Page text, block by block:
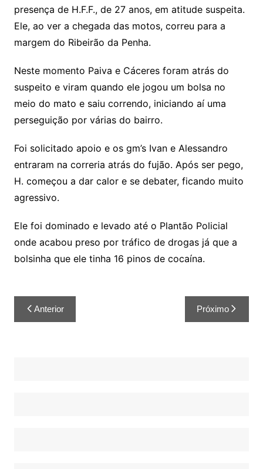
presença de H.F.F., de 27 anos, em atitude suspeita.
Ele, ao ver a chegada das motos, correu para a
margem do Ribeirão da Penha.
Neste momento Paiva e Cáceres foram atrás do
suspeito e viram quando ele jogou um bolsa no
meio do mato e saiu correndo, iniciando aí uma
perseguição por várias do bairro.
Foi solicitado apoio e os gm’s Ivan e Alessandro
entraram na correria atrás do fujão. Após ser pego,
H. começou a dar calor e se debater, ficando muito
agressivo.
Ele foi dominado e levado até o Plantão Policial
onde acabou preso por tráfico de drogas já que a
bolsinha que ele tinha 16 pinos de cocaína.
Anterior Próximo